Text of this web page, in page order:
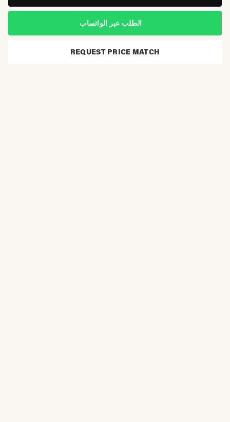
الطلب عبر الواتساب
REQUEST PRICE MATCH